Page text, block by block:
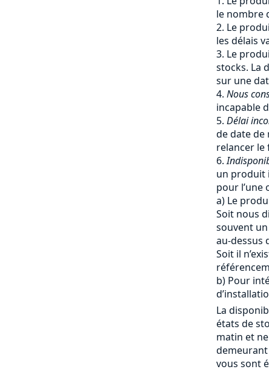
le nombre
Le
les délais
Le
stocks. La
sur une
Nous
incapable
Délai
de date de
relancer le
un produit
pour l’une
a) Le
Soit nous
souvent
au-dessus
Soit il
b) Pour
La
états de
matin et
vous sont